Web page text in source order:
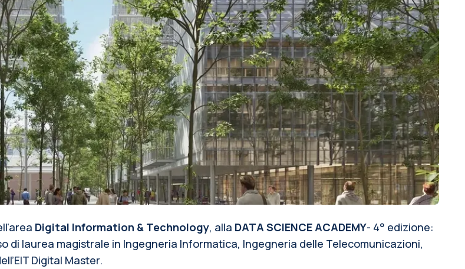
Digital Information & Technology, alla DATA SCIENCE ACADEMY- 4° edizione:
laurea magistrale in Ingegneria Informatica, Ingegneria delle Telecomunicazioni,
Digital Master.